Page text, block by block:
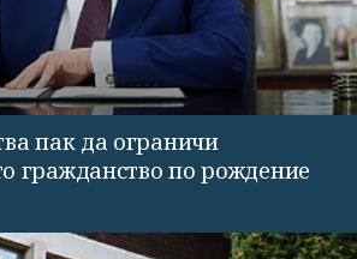
пак да ограничи
гражданство по рождение